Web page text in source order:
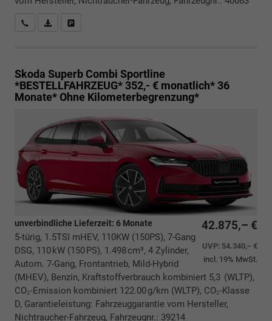
Rückrufbitte absenden
PDF-Datei, Fahrzeugexposé drucken
Skoda Superb Combi Sportline
*BESTELLFAHRZEUG* 352,- € monatlich* 36
Monate* Ohne Kilometerbegrenzung*
42.875,– €
UVP: 54.340,– €
incl. 19% MwSt.
unverbindliche Lieferzeit: 6 Monate
5-türig, 1.5TSI mHEV, 110KW (150PS), 7-Gang
DSG, 110 kW (150 PS), 1.498 cm³, 4 Zylinder,
Autom. 7-Gang, Frontantrieb, Mild-Hybrid
(MHEV), Benzin, Kraftstoffverbrauch kombiniert 5,3 (WLTP),
CO₂-Emission kombiniert 122.00 g/km (WLTP), CO₂-Klasse
D, Garantieleistung: Fahrzeuggarantie vom Hersteller,
Nichtraucher-Fahrzeug, Fahrzeugnr.: 39214